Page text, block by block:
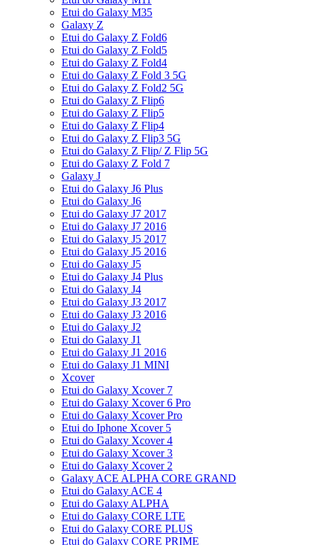
Etui do Galaxy M35
Galaxy Z
Etui do Galaxy Z Fold6
Etui do Galaxy Z Fold5
Etui do Galaxy Z Fold4
Etui do Galaxy Z Fold 3 5G
Etui do Galaxy Z Fold2 5G
Etui do Galaxy Z Flip6
Etui do Galaxy Z Flip5
Etui do Galaxy Z Flip4
Etui do Galaxy Z Flip3 5G
Etui do Galaxy Z Flip/ Z Flip 5G
Etui do Galaxy Z Fold 7
Galaxy J
Etui do Galaxy J6 Plus
Etui do Galaxy J6
Etui do Galaxy J7 2017
Etui do Galaxy J7 2016
Etui do Galaxy J5 2017
Etui do Galaxy J5 2016
Etui do Galaxy J5
Etui do Galaxy J4 Plus
Etui do Galaxy J4
Etui do Galaxy J3 2017
Etui do Galaxy J3 2016
Etui do Galaxy J2
Etui do Galaxy J1
Etui do Galaxy J1 2016
Etui do Galaxy J1 MINI
Xcover
Etui do Galaxy Xcover 7
Etui do Galaxy Xcover 6 Pro
Etui do Galaxy Xcover Pro
Etui do Iphone Xcover 5
Etui do Galaxy Xcover 4
Etui do Galaxy Xcover 3
Etui do Galaxy Xcover 2
Galaxy ACE ALPHA CORE GRAND
Etui do Galaxy ACE 4
Etui do Galaxy ALPHA
Etui do Galaxy CORE LTE
Etui do Galaxy CORE PLUS
Etui do Galaxy CORE PRIME